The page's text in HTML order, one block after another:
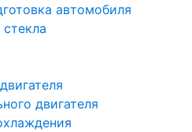
автомобиля
двигателя